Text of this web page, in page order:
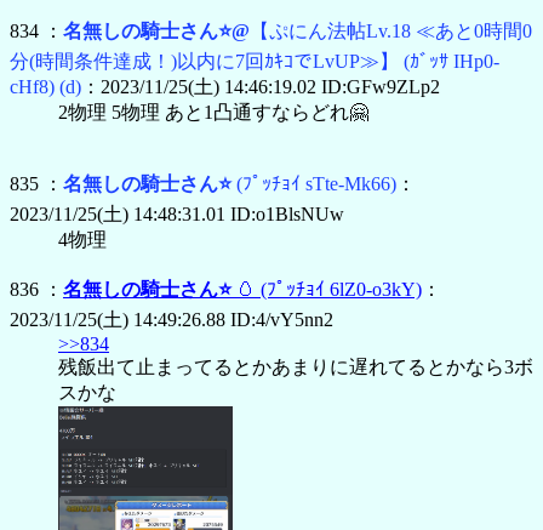
834 ： 名無しの騎士さん⭐@ 【ぷにん法帖Lv.18 ≪あと0時間0
分(時間条件達成！)以内に7回ｶｷｺでLvUP≫】
(ｶﾞｯｻ IHp0-
cHf8) (d) ：2023/11/25(土) 14:46:19.02 ID:GFw9ZLp2
2物理 5物理 あと1凸通すならどれ🤗
835 ： 名無しの騎士さん⭐(ﾌﾟｯﾁｮｲ sTte-Mk66) ：
2023/11/25(土) 14:48:31.01 ID:o1BlsNUw
4物理
836 ： 名無しの騎士さん⭐ 🥚 (ﾌﾟｯﾁｮｲ 6lZ0-o3kY) ：
2023/11/25(土) 14:49:26.88 ID:4/vY5nn2
>>834
残飯出て止まってるとかあまりに遅れてるとかなら3ボ
スかな